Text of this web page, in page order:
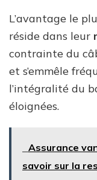
L’avantage le
réside dans leur
contrainte du
et s’emmêle
l’intégralité du
éloignées.
Assurance
savoir sur la